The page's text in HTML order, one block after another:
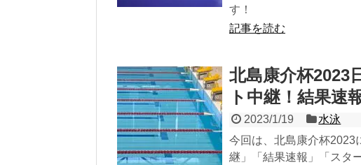
す！
記事を読む
北島康介杯2023
ト中継！結果速
2023/1/19
水泳
今回は、北島康介杯2023
継」「結果速報」「スタ